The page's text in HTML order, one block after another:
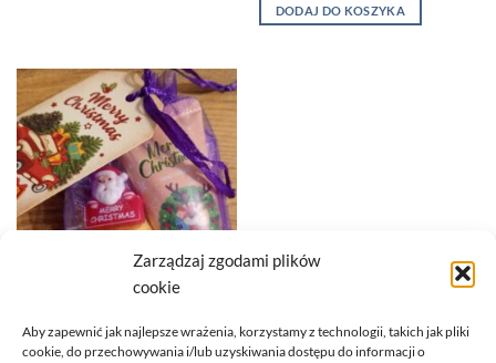
Zarządzaj zgodami plików
cookie
Aby zapewnić jak najlepsze wrażenia, korzystamy z technologii, takich jak pliki
cookie, do przechowywania i/lub uzyskiwania dostępu do informacji o
DODAJ DO KOSZYKA
HERBATA CZARNA
MINI PREZENCIK